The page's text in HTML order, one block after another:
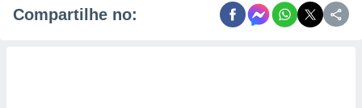
Compartilhe no: